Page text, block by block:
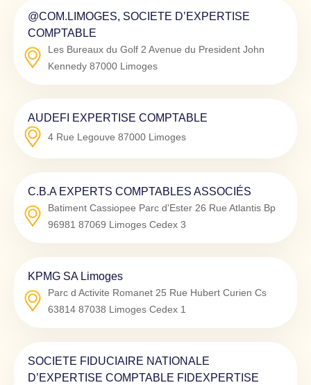
@COM.LIMOGES, SOCIETE D’EXPERTISE
COMPTABLE
Les Bureaux du Golf 2 Avenue du President John
Kennedy 87000 Limoges
AUDEFI EXPERTISE COMPTABLE
4 Rue Legouve 87000 Limoges
C.B.A EXPERTS COMPTABLES ASSOCIÉS
Batiment Cassiopee Parc d'Ester 26 Rue Atlantis Bp
96981 87069 Limoges Cedex 3
KPMG SA Limoges
Parc d Activite Romanet 25 Rue Hubert Curien Cs
63814 87038 Limoges Cedex 1
SOCIETE FIDUCIAIRE NATIONALE
D’EXPERTISE COMPTABLE FIDEXPERTISE